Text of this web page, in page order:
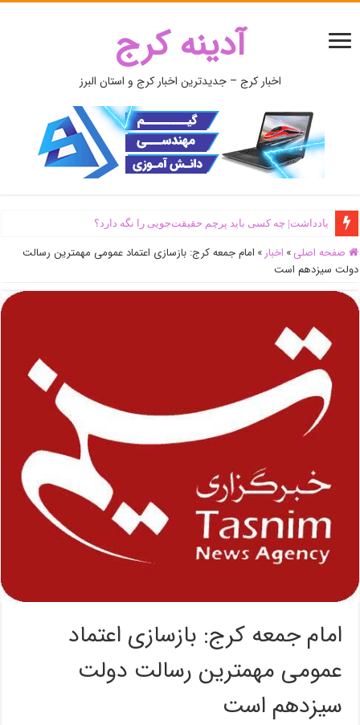
آدینه کرج
اخبار کرج – جدیدترین اخبار کرج و استان البرز
یادداشت| ‌چه کسی باید پرچم حقیقت‌جویی را نگه دارد؟
صفحه اصلی » اخبار » امام جمعه کرج: بازسازی اعتماد عمومی مهمترین رسالت
دولت سیزدهم است
امام جمعه کرج: بازسازی اعتماد
عمومی مهمترین رسالت دولت
سیزدهم است